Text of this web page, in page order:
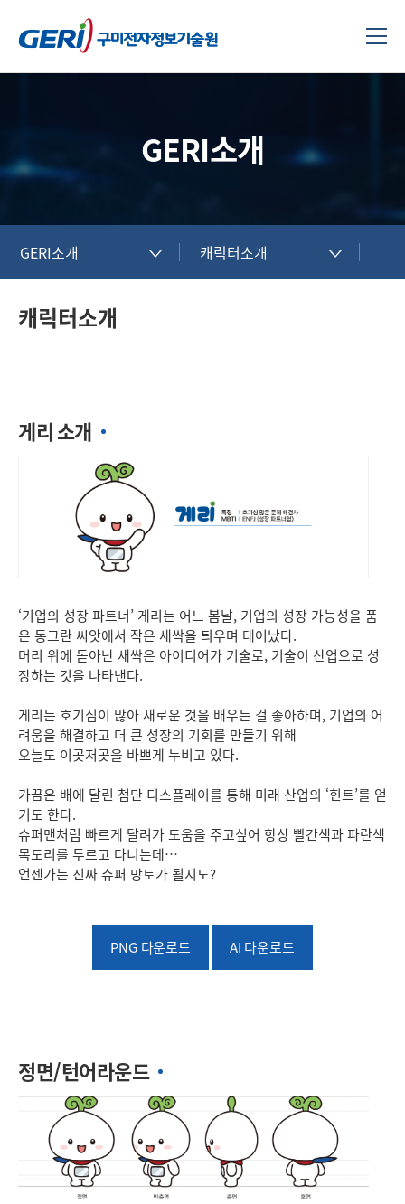
GERI소개
GERI소개 캐릭터소개
캐릭터소개
게리 소개
‘기업의 성장 파트너’ 게리는 어느 봄날, 기업의 성장 가능성을 품
은 동그란 씨앗에서 작은 새싹을 틔우며 태어났다.
머리 위에 돋아난 새싹은 아이디어가 기술로, 기술이 산업으로 성
장하는 것을 나타낸다.
게리는 호기심이 많아 새로운 것을 배우는 걸 좋아하며, 기업의 어
려움을 해결하고 더 큰 성장의 기회를 만들기 위해
오늘도 이곳저곳을 바쁘게 누비고 있다.
가끔은 배에 달린 첨단 디스플레이를 통해 미래 산업의 ‘힌트’를 얻
기도 한다.
슈퍼맨처럼 빠르게 달려가 도움을 주고싶어 항상 빨간색과 파란색
목도리를 두르고 다니는데…
언젠가는 진짜 슈퍼 망토가 될지도?
PNG 다운로드 AI 다운로드
정면/턴어라운드